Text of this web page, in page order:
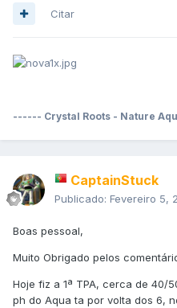
Citar
------ Crystal Roots - Nature
CaptainStuck
Publicado: Fevereiro 5,
Boas pessoal,
Muito Obrigado pelos
Hoje fiz a 1ª TPA, cerca de 40/
ph do Aqua ta por volta dos 6,